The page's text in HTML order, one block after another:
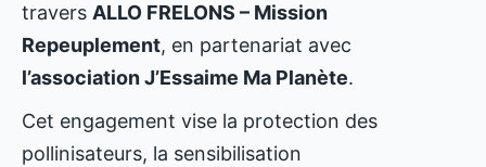
travers ALLO FRELONS – Mission
Repeuplement, en partenariat avec
l’association J’Essaime Ma Planète.
Cet engagement vise la protection des
pollinisateurs, la sensibilisation